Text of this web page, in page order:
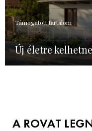
Támogatott tartalom
Új életre
A ROVAT